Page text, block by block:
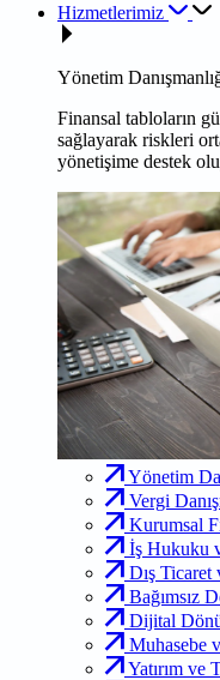
Hizmetlerimiz
Yönetim
Finansal tabloların
sağlayarak riskleri
yönetişime destek
Yönetim
Vergi
Kurumsal
İş Hukuku
Dış Ticaret
Bağımsız
Dijital
Muhasebe
Yatırım ve